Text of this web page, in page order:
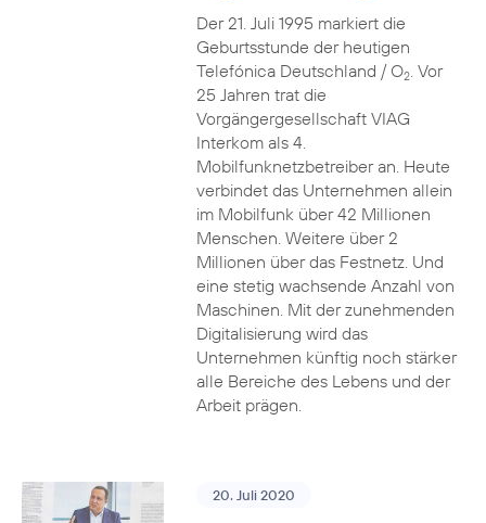
Der 21. Juli 1995 markiert die
Geburtsstunde der heutigen
Telefónica Deutschland / O2. Vor
25 Jahren trat die
Vorgängergesellschaft VIAG
Interkom als 4.
Mobilfunknetzbetreiber an. Heute
verbindet das Unternehmen allein
im Mobilfunk über 42 Millionen
Menschen. Weitere über 2
Millionen über das Festnetz. Und
eine stetig wachsende Anzahl von
Maschinen. Mit der zunehmenden
Digitalisierung wird das
Unternehmen künftig noch stärker
alle Bereiche des Lebens und der
Arbeit prägen.
20. Juli 2020